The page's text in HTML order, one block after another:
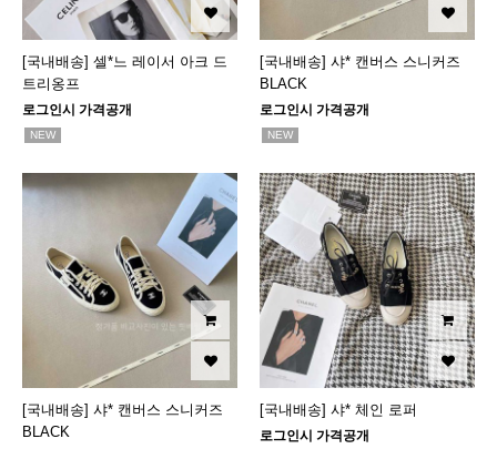
[국내배송] 셀*느 레이서 아크 드
트리옹프
로그인시 가격공개
NEW
[국내배송] 샤* 캔버스 스니커즈
BLACK
로그인시 가격공개
NEW
[국내배송] 샤* 캔버스 스니커즈
BLACK
[국내배송] 샤* 체인 로퍼
로그인시 가격공개